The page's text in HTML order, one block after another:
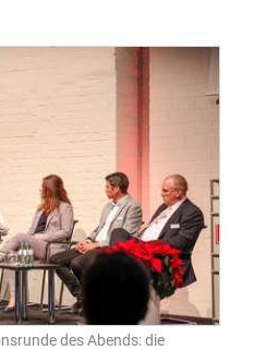
des Abends: die